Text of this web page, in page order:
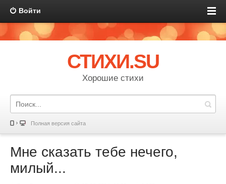
Войти
СТИХИ.SU
Хорошие стихи
Полная версия сайта
Мне сказать тебе нечего,
милый...